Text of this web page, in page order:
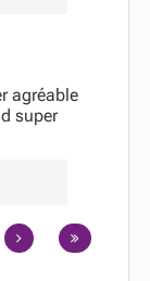
agréable
super